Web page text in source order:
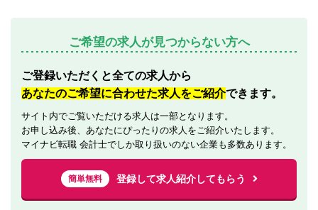
ご希望の求人が見つからない方へ
ご登録いただくと全ての求人から
あなたのご希望に合わせた求人をご紹介できます。
サイト内でご覧いただける求人は一部となります。
お申し込み後、あなたにぴったりの求人をご紹介いたします。
マイナビ転職 会計士でしか取り扱いのない企業も多数あります。
簡単無料 登録して求人紹介してもらう